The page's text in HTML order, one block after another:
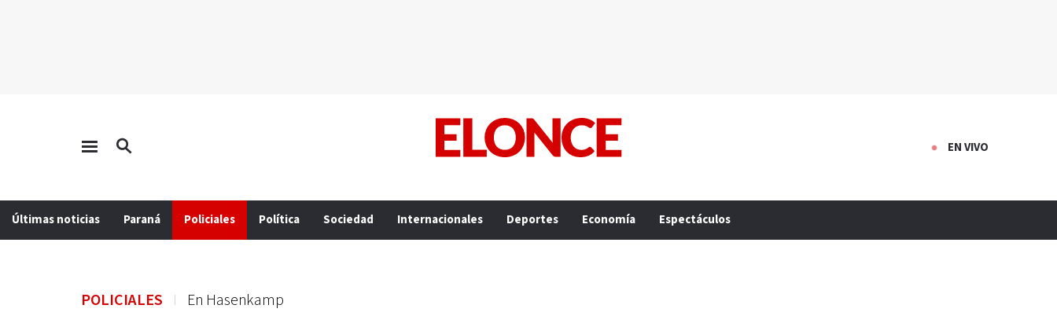
EN VIVO
Últimas noticias Paraná Policiales Política Sociedad Internacionales Deportes Economía Espectáculos
POLICIALES En Hasenkamp